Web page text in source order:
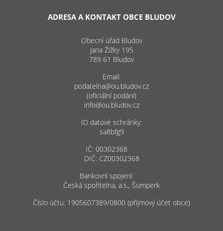
ADRESA A KONTAKT OBCE BLUDOV
Obecní úřad Bludov
Jana Žižky 195
789 61 Bludov
Email:
podatelna@ou.bludov.cz
(oficiální podání)
info@ou.bludov.cz
ID datové schránky:
sa8bfg9
IČ: 00302368
DIČ: CZ00302368
Bankovní spojení:
Česká spořitelna, a.s., Šumperk
Číslo účtu: 1905607389/0800 (příjmový účet obce)